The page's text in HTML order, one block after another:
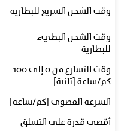
وقت الشحن السريع للبطارية
وقت الشحن البطيء
للبطارية
وقت التسارع من 0 إلى 100
كم/ساعة [ثانية]
السرعة القصوى [كم/ساعة]
أقصى قدرة على التسلق